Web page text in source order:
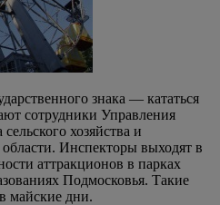
знака — кататься
сотрудники Управления
хозяйства и
Инспекторы выходят в
аттракционов в парках
Подмосковья. Такие
майские дни.